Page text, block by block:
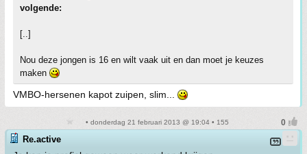
volgende:
[..]
Nou deze jongen is 16 en wilt vaak uit en dan moet je keuzes
maken
VMBO-hersenen kapot zuipen, slim...
• donderdag 21 februari 2013 @ 19:04 • 155
Re.active